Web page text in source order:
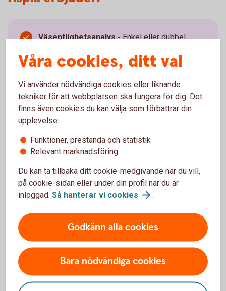
Väsentlighetsanalys -Enkel eller dubbel
Hållbarhetsplan -Kort- och långsiktiga
mätbara hållbarhetsmål.
Hållbarhetsrapport -Frivillig eller lagstadgad
hållbarhetsrapport enligt gällande
rapporteringskrav.
PureAct -
Aspias ledningssystem som
underlättar måluppföljning.
Kvalificerad ESG rådgivning -
Frågor och svar om Aspia och
erbjudandet
Våra cookies, ditt val
Vi använder nödvändiga cookies eller liknande
tekniker för att webbplatsen ska fungera för dig. Det
finns även cookies du kan välja som förbättrar din
upplevelse:
Funktioner, prestanda och statistik
Relevant marknadsföring
Du kan ta tillbaka ditt cookie-medgivande när du vill,
på cookie-sidan eller under din profil när du är
inloggad. Så hanterar vi cookies .
Godkänn alla cookies
Bara nödvändiga cookies